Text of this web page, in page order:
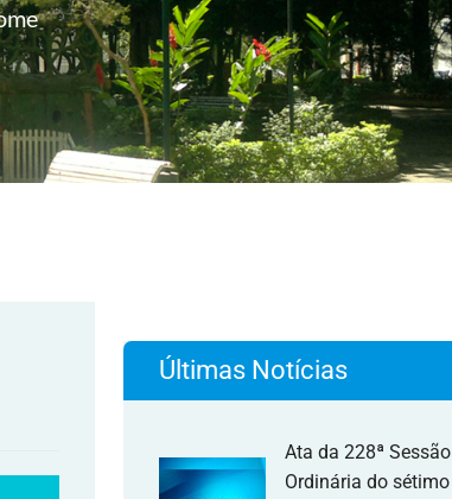
Últimas Notícias
Ata da 228ª Sessão
Ordinária do sétimo